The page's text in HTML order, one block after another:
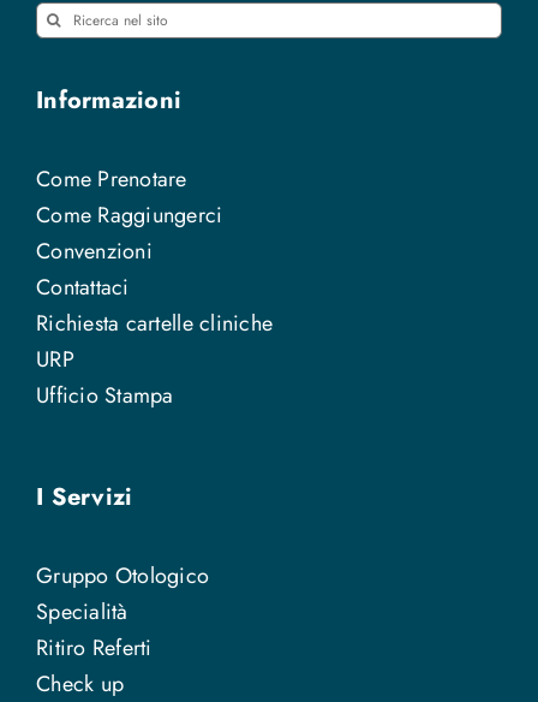
Cerca
Informazioni
Come Prenotare
Come Raggiungerci
Convenzioni
Contattaci
Richiesta cartelle cliniche
URP
Ufficio Stampa
I Servizi
Gruppo Otologico
Specialità
Ritiro Referti
Check up